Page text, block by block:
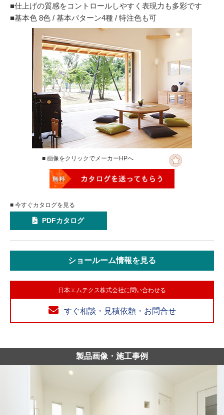
■仕上げの質感をコントロールしやすく表現力も多彩です
■基本色 8色 / 基本パターン4種 / 特注色も可
■ 画像をクリックでメーカーHPへ
■ 今すぐカタログを見る
PDFカタログ
ショールーム情報を見る
日本エムテクス株式会社に問い合わせる
すぐ相談・見積依頼・お問合せ
製品画像・施工事例